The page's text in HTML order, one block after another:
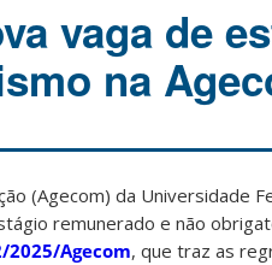
vaga de
na
(Agecom) da Universidade
remunerado e não
2025/Agecom, que traz as